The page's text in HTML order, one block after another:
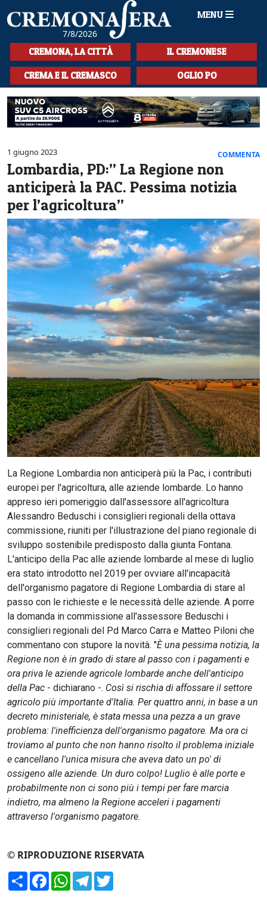
7/8/2026
MENU
HOME
CRONACA
SPORT
LA MUSICA
CULTURA
LA STORIA
SPETTACOLI
L'EDITORIALE
SEZIONI
CERCA
CREMONA, LA CITTÀ IL CREMONESE
CREMA E IL CREMASCO OGLIO PO
1 giugno 2023 COMMENTA
Lombardia, PD:” La Regione non
anticiperà la PAC. Pessima notizia
per l’agricoltura”
La Regione Lombardia non anticiperà più la Pac, i contributi
europei per l'agricoltura, alle aziende lombarde. Lo hanno
appreso ieri pomeriggio dall'assessore all'agricoltura
Alessandro Beduschi i consiglieri regionali della ottava
commissione, riuniti per l'illustrazione del piano regionale di
sviluppo sostenibile predisposto dalla giunta Fontana.
L'anticipo della Pac alle aziende lombarde al mese di luglio
era stato introdotto nel 2019 per ovviare all'incapacità
dell'organismo pagatore di Regione Lombardia di stare al
passo con le richieste e le necessità delle aziende. A porre
la domanda in commissione all'assessore Beduschi i
consiglieri regionali del Pd Marco Carra e Matteo Piloni che
commentano con stupore la novità. "È una pessima notizia, la
Regione non è in grado di stare al passo con i pagamenti e
ora priva le aziende agricole lombarde anche dell'anticipo
della Pac - dichiarano -. Così si rischia di affossare il settore
agricolo più importante d'Italia. Per quattro anni, in base a un
decreto ministeriale, è stata messa una pezza a un grave
problema: l'inefficienza dell'organismo pagatore. Ma ora ci
troviamo al punto che non hanno risolto il problema iniziale
e cancellano l'unica misura che aveva dato un po' di
ossigeno alle aziende. Un duro colpo! Luglio è alle porte e
probabilmente non ci sono più i tempi per fare marcia
indietro, ma almeno la Regione acceleri i pagamenti
attraverso l'organismo pagatore.
© RIPRODUZIONE RISERVATA
CondividiFacebookWhatsApp
Telegram